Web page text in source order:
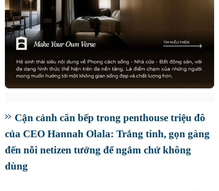
Cận cảnh căn bếp trong penthouse triệu đô
của CEO Hannah Olala: Trắng tinh, gọn gàng
đến nỗi netizen tưởng để ngắm chứ không
dùng